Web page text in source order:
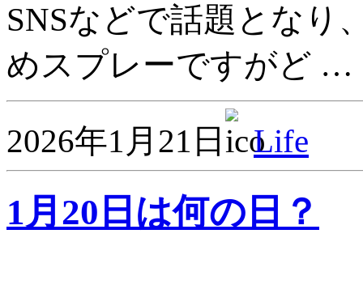
SNSなどで話題となり
めスプレーですがど …
2026年1月21日 Life
1月20日は何の日？